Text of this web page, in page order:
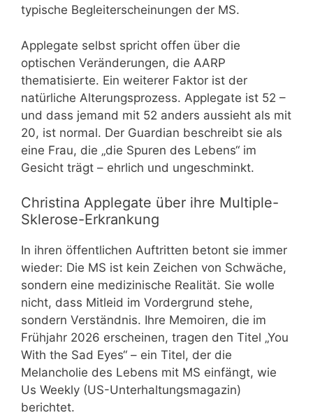
typische Begleiterscheinungen der MS.
Applegate selbst spricht offen über die
optischen Veränderungen, die AARP
thematisierte. Ein weiterer Faktor ist der
natürliche Alterungsprozess. Applegate ist 52 –
und dass jemand mit 52 anders aussieht als mit
20, ist normal. Der Guardian beschreibt sie als
eine Frau, die „die Spuren des Lebens“ im
Gesicht trägt – ehrlich und ungeschminkt.
Christina Applegate über ihre Multiple-
Sklerose-Erkrankung
In ihren öffentlichen Auftritten betont sie immer
wieder: Die MS ist kein Zeichen von Schwäche,
sondern eine medizinische Realität. Sie wolle
nicht, dass Mitleid im Vordergrund stehe,
sondern Verständnis. Ihre Memoiren, die im
Frühjahr 2026 erscheinen, tragen den Titel „You
With the Sad Eyes“ – ein Titel, der die
Melancholie des Lebens mit MS einfängt, wie
Us Weekly (US-Unterhaltungsmagazin)
berichtet.